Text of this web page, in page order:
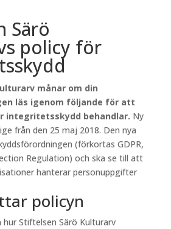
Särö
policy för
månar om din
läs igenom följande för att
integritetsskydd behandlar. Ny
från den 25 maj 2018. Den nya
(förkortas GDPR,
Regulation) och ska se till att
hanterar personuppgifter
policyn
hur Stiftelsen Särö Kulturarv